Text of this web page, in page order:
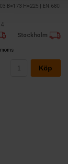
B=173 H=225 | EN:680
Stockholm
Köp